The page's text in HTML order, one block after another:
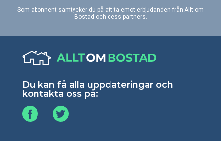
Som abonnent samtycker du på att ta emot erbjudanden från Allt om
Bostad och dess partners.
Du kan få alla uppdateringar och
kontakta oss på: